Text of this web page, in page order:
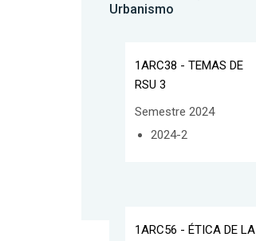
Urbanismo
1ARC38 - TEMAS DE
RSU 3
Semestre 2024
2024-2
1ARC56 - ÉTICA DE LA